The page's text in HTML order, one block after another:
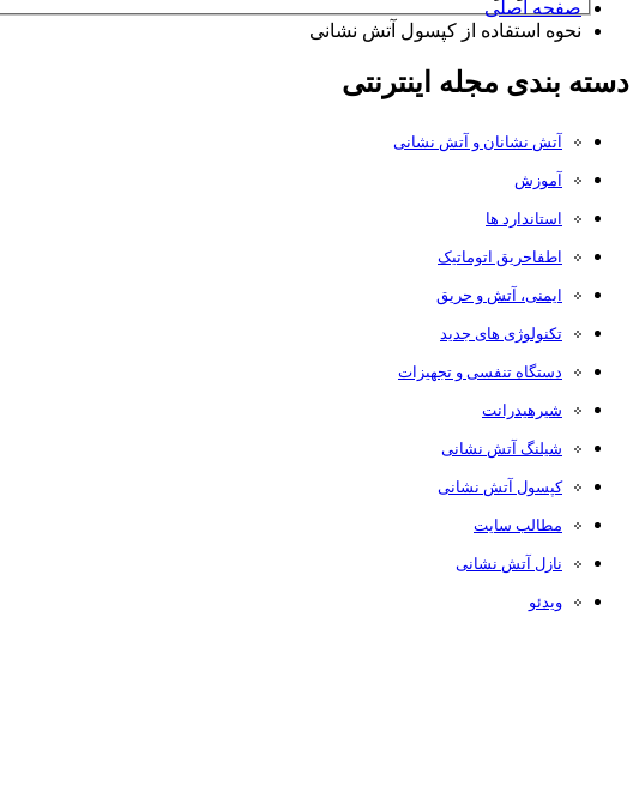
صفحه اصلی
نحوه استفاده از کپسول آتش نشانی
دسته بندی مجله اینترنتی
آتش نشانان و آتش نشانی
آموزش
استاندارد ها
اطفاحریق اتوماتیک
ایمنی، آتش و حریق
تکنولوژی های جدید
دستگاه تنفسی و تجهیزات
شیرهیدرانت
شیلنگ آتش نشانی
کپسول آتش نشانی
مطالب سایت
نازل آتش نشانی
ویدئو